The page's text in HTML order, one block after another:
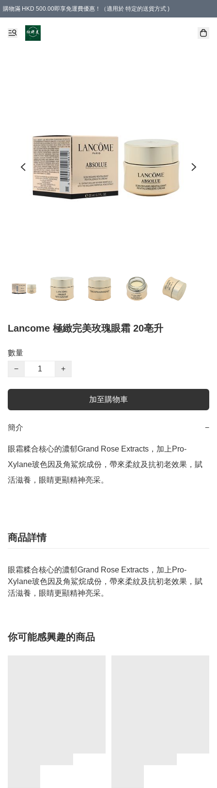
購物滿 HKD 500.00即享免運費優惠！（適用於 特定的送貨方式 )
Lancome 極緻完美玫瑰眼霜 20亳升
數量
−
+
加至購物車
簡介 −
眼霜糅合核心的濃郁Grand Rose Extracts，加上Pro-
Xylane玻色因及角鯊烷成份，帶來柔紋及抗初老效果，賦
活滋養，眼睛更顯精神亮采。
商品詳情
眼霜糅合核心的濃郁Grand Rose Extracts，加上Pro-
Xylane玻色因及角鯊烷成份，帶來柔紋及抗初老效果，賦
活滋養，眼睛更顯精神亮采。
你可能感興趣的商品